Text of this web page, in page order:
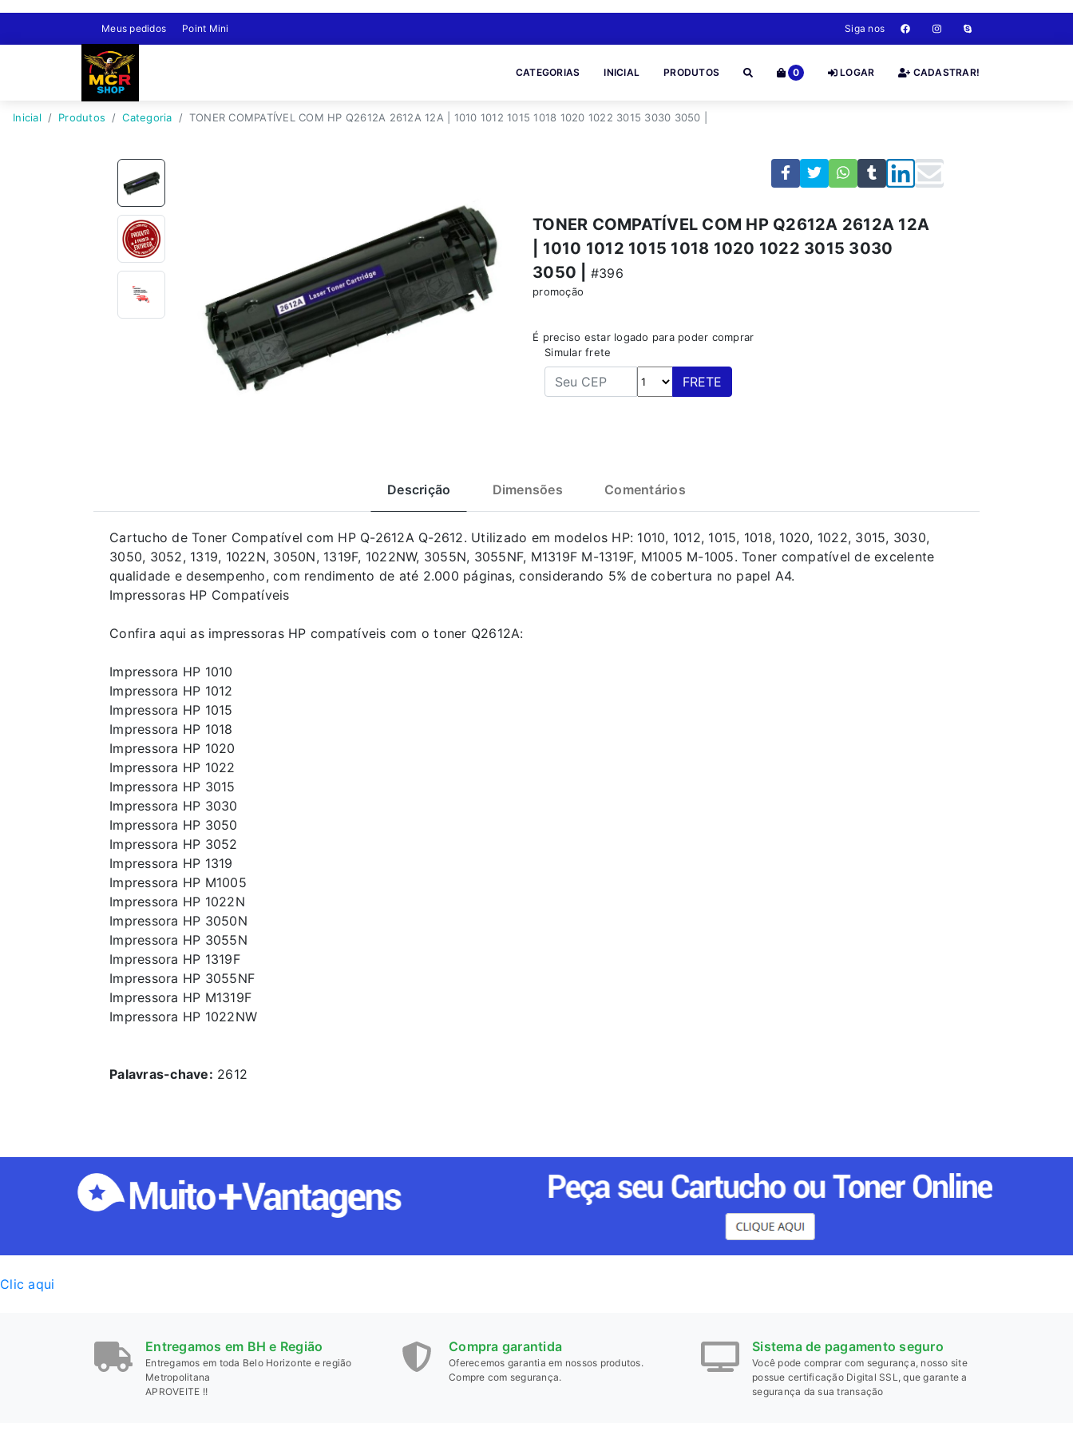
Meus pedidos Point Mini Siga nos
CATEGORIAS INICIAL PRODUTOS 0 LOGAR CADASTRAR!
Inicial Produtos Categoria TONER COMPATÍVEL COM HP Q2612A 2612A 12A | 1010 1012 1015 1018 1020 1022 3015 3030 3050 |
TONER COMPATÍVEL COM HP Q2612A 2612A 12A
| 1010 1012 1015 1018 1020 1022 3015 3030
3050 |
#396
promoção
É preciso estar logado para poder comprar
Simular frete
FRETE
Descrição Dimensões Comentários
Cartucho de Toner Compatível com HP Q-2612A Q-2612. Utilizado em modelos HP: 1010, 1012, 1015, 1018, 1020, 1022, 3015, 3030,
3050, 3052, 1319, 1022N, 3050N, 1319F, 1022NW, 3055N, 3055NF, M1319F M-1319F, M1005 M-1005. Toner compatível de excelente
qualidade e desempenho, com rendimento de até 2.000 páginas, considerando 5% de cobertura no papel A4.
Impressoras HP Compatíveis
Confira aqui as impressoras HP compatíveis com o toner Q2612A:
Impressora HP 1010
Impressora HP 1012
Impressora HP 1015
Impressora HP 1018
Impressora HP 1020
Impressora HP 1022
Impressora HP 3015
Impressora HP 3030
Impressora HP 3050
Impressora HP 3052
Impressora HP 1319
Impressora HP M1005
Impressora HP 1022N
Impressora HP 3050N
Impressora HP 3055N
Impressora HP 1319F
Impressora HP 3055NF
Impressora HP M1319F
Impressora HP 1022NW
Palavras-chave: 2612
Clic aqui
Entregamos em BH e Região
Entregamos em toda Belo Horizonte e região
Metropolitana
APROVEITE !!
Compra garantida
Oferecemos garantia em nossos produtos.
Compre com segurança.
Sistema de pagamento seguro
Você pode comprar com segurança, nosso site
possue certificação Digital SSL, que garante a
segurança da sua transação